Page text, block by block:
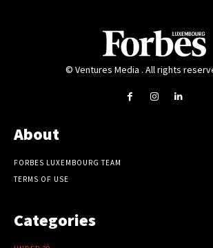
© Ventures Media . All rights
About
FORBES LUXEMBOURG TEAM
TERMS OF USE
Categories